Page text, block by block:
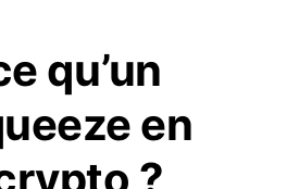
qu’un
en